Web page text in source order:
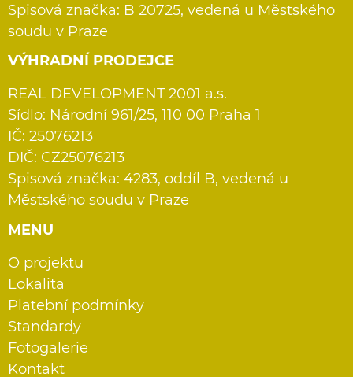
Spisová značka: B 20725, vedená u Městského
soudu v Praze
VÝHRADNÍ PRODEJCE
REAL DEVELOPMENT 2001 a.s.
Sídlo: Národní 961/25, 110 00 Praha 1
IČ: 25076213
DIČ: CZ25076213
Spisová značka: 4283, oddíl B, vedená u
Městského soudu v Praze
MENU
O projektu
Lokalita
Platební podmínky
Standardy
Fotogalerie
Kontakt